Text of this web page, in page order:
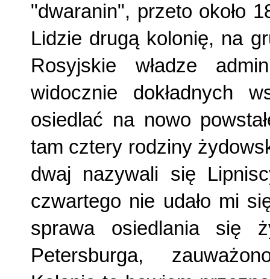
"dwaranin", przeto około
Lidzie drugą kolonię, na
Rosyjskie władze
widocznie dokładnych
osiedlać na nowo
tam cztery rodziny
dwaj nazywali się
czwartego nie udało mi
sprawa osiedlania się
Petersburga,